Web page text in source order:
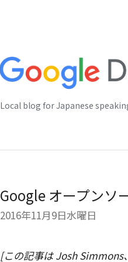
Local blog for Japanese
Google オープンソ
2016年11月9日水曜日
[この記事は Josh Simmons